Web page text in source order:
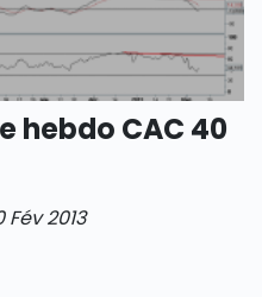
hebdo CAC 40
Fév 2013